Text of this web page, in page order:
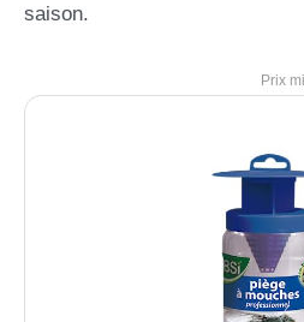
saison.